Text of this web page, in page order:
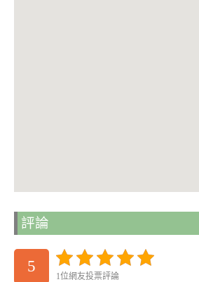
評論
5
1位網友投票評論